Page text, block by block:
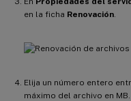
en la ficha Renovación
Elija un número entero
máximo del archivo en MB.